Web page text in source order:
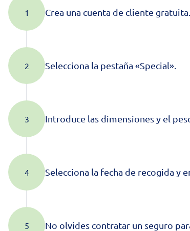
Crea una cuenta de cliente gratuita.
Selecciona la pestaña «Special».
Introduce las dimensiones y el
Selecciona la fecha de recogida y
No olvides contratar un seguro